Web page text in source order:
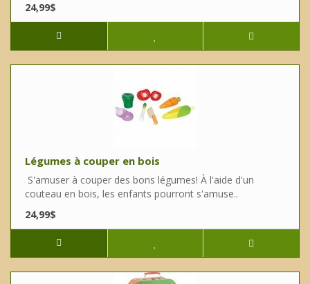
24,99$
Légumes à couper en bois
S'amuser à couper des bons légumes! À l'aide d'un
couteau en bois, les enfants pourront s'amuse..
24,99$